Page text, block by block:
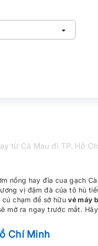
từ Cà Mau đi TP. Hồ
nồng hay đĩa cua gạch
vị đậm đà của tô hủ
cú chạm để sở hữuvé máy
mở ra ngay trước mắt.
Chí Minh